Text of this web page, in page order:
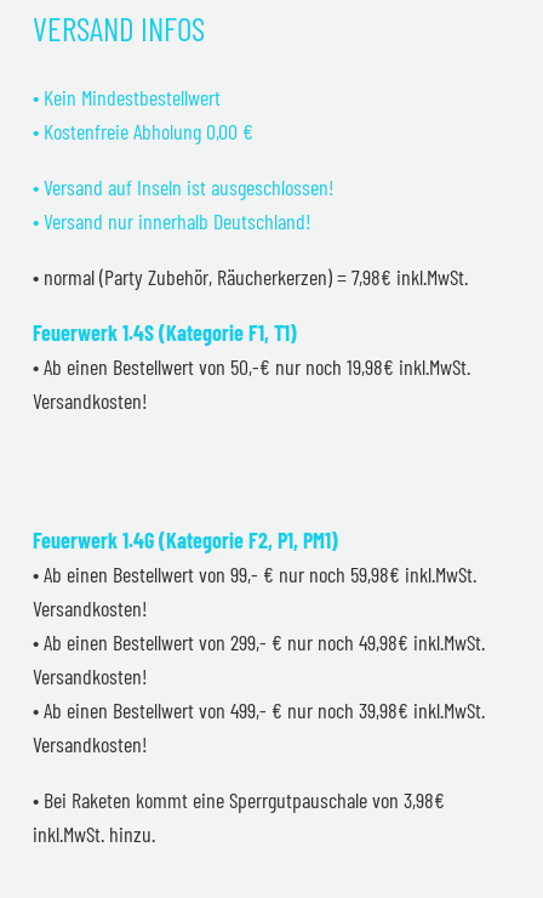
VERSAND INFOS
• Kein Mindestbestellwert
• Kostenfreie Abholung 0,00 €
• Versand auf Inseln ist ausgeschlossen!
• Versand nur innerhalb Deutschland!
• normal (Party Zubehör, Räucherkerzen) = 7,98€ inkl.MwSt.
Feuerwerk 1.4S (Kategorie F1, T1)
• Ab einen Bestellwert von 50,-€ nur noch 19,98€ inkl.MwSt.
Versandkosten!
Feuerwerk 1.4G (Kategorie F2, P1, PM1)
• Ab einen Bestellwert von 99,- € nur noch 59,98€ inkl.MwSt.
Versandkosten!
• Ab einen Bestellwert von 299,- € nur noch 49,98€ inkl.MwSt.
Versandkosten!
• Ab einen Bestellwert von 499,- € nur noch 39,98€ inkl.MwSt.
Versandkosten!
• Bei Raketen kommt eine Sperrgutpauschale von 3,98€
inkl.MwSt. hinzu.